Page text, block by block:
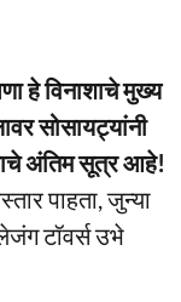
हे विनाशाचे मुख्य
सोसायट्यांनी
अंतिम सूत्र आहे!
पाहता, जुन्या
टॉवर्स उभे